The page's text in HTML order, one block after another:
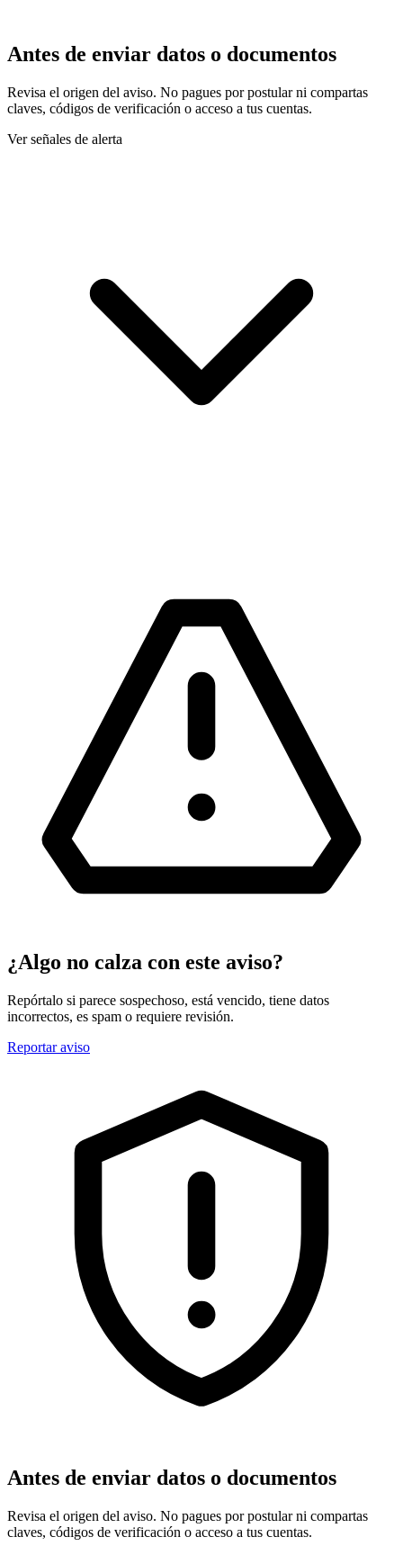
Antes de enviar datos o documentos
Revisa el origen del aviso. No pagues por postular ni compartas
claves, códigos de verificación o acceso a tus cuentas.
Ver señales de alerta
¿Algo no calza con este aviso?
Repórtalo si parece sospechoso, está vencido, tiene datos
incorrectos, es spam o requiere revisión.
Reportar aviso
Antes de enviar datos o documentos
Revisa el origen del aviso. No pagues por postular ni compartas
claves, códigos de verificación o acceso a tus cuentas.